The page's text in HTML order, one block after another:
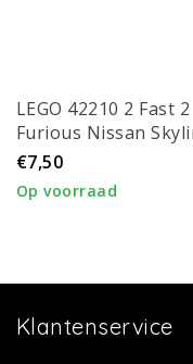
LEGO 42210 2 Fast 2
Furious Nissan
GT-R (R34) auto
€7,50
Op voorraad
Klantenservice